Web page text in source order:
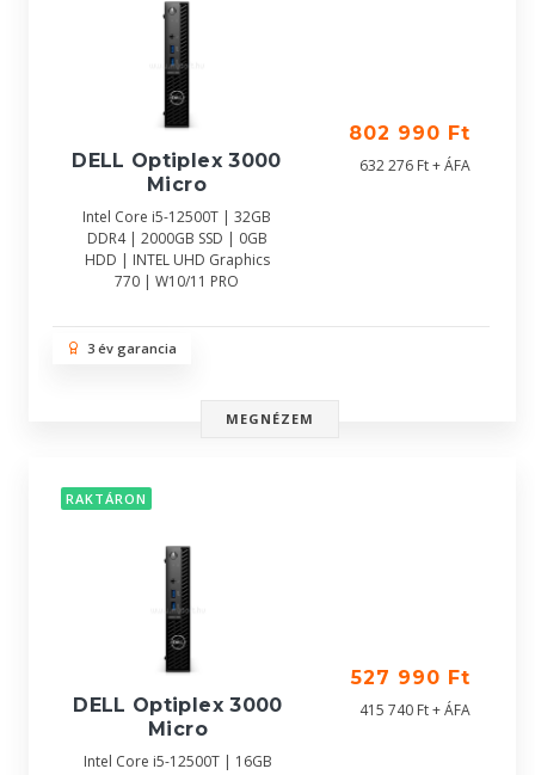
DELL Optiplex 3000
Micro
Intel Core i5-12500T | 32GB
DDR4 | 2000GB SSD | 0GB
HDD | INTEL UHD Graphics
770 | W10/11 PRO
802 990 Ft
632 276 Ft + ÁFA
3 év garancia
MEGNÉZEM
RAKTÁRON
DELL Optiplex 3000
Micro
Intel Core i5-12500T | 16GB
527 990 Ft
415 740 Ft + ÁFA